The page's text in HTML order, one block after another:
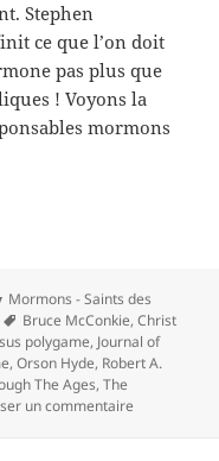
Stephen
ce que l’on doit
pas plus que
! Voyons la
mormons
des chrétiens est-il le
Catégories
Mormons - Saints des
Mots-
clés
Bruce McConkie,Christ
polygame, Journal of
,Orson Hyde, Robert A.
The Ages,The
un commentaire